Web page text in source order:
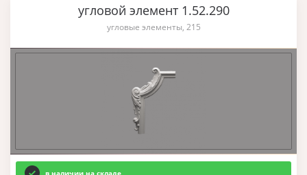
угловой элемент 1.52.290
угловые элементы, 215
в наличии на складе